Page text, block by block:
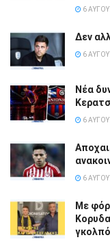
6
Δεν
6
Νέα
6
6
Με